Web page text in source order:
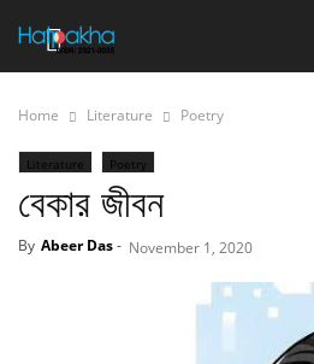
Home Literature Poetry
Literature Poetry
বেকার জীবন
By Abeer Das- November 1, 2020